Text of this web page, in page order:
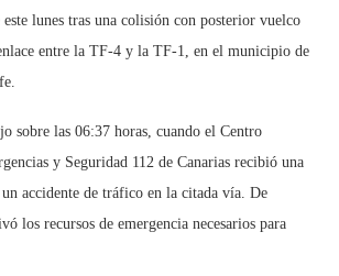
este lunes tras una colisión con posterior vuelco
entre la TF-4 y la TF-1, en el municipio de
sobre las 06:37 horas, cuando el Centro
y Seguridad 112 de Canarias recibió una
accidente de tráfico en la citada vía. De
los recursos de emergencia necesarios para